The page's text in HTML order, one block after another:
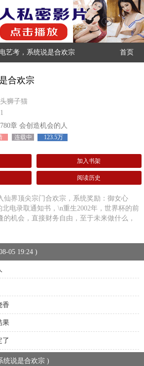
艺考，系统说是合欢宗 首页
合欢宗
狮子猫
章 会创造机会的人
连载中 123.5万
加入书架
阅读历史
仙界顶尖宗门合欢宗，系统奖励：御女心
电录取通知书，\n重生2002年，世界杯的前
的机会，直接财务自由，至于未来做什么，
05 19:24 )
香
果
了
统说是合欢宗 )